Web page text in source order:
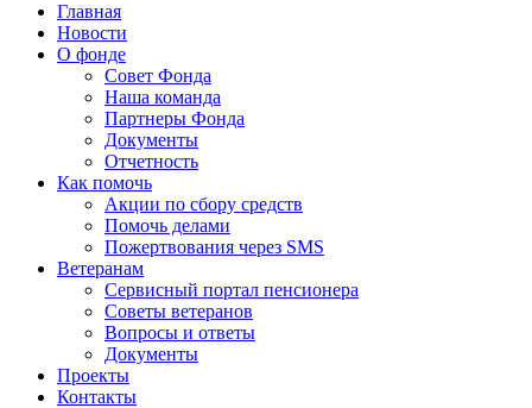
Главная
Новости
О фонде
Совет Фонда
Наша команда
Партнеры Фонда
Документы
Отчетность
Как помочь
Акции по сбору средств
Помочь делами
Пожертвования через SMS
Ветеранам
Сервисный портал пенсионера
Советы ветеранов
Вопросы и ответы
Документы
Проекты
Контакты